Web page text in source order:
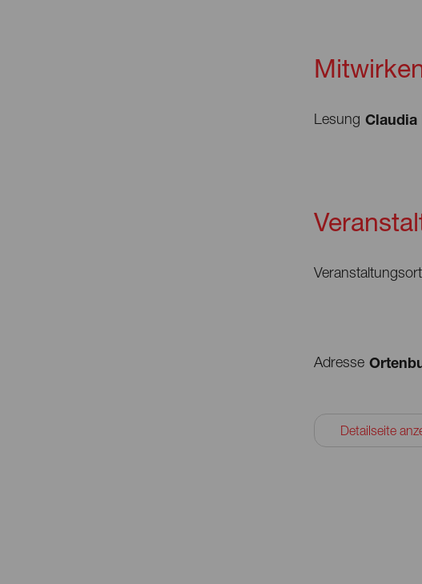
Lesung Claudia
Veranstaltungsort
Adresse
Detailseite